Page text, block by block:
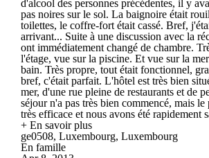
d'alcool des personnes précédentes, il y
pas noires sur le sol. La baignoire était
toilettes, le coffre-fort était cassé. Bref,
arrivant... Suite à une discussion avec la
ont immédiatement changé de chambre.
l'étage, vue sur la piscine. Et vue sur la
bain. Très propre, tout était fonctionnel,
bref, c'était parfait. L'hôtel est très bien
mer, d'une rue pleine de restaurants et de
séjour n'a pas très bien commencé, mais le
très efficace et nous avons été rapidement
+ En savoir plus
ge0508, Luxembourg, Luxembourg
En famille